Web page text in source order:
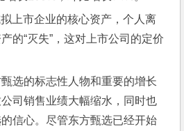
上市企业的核心资产，个人离
的“灭失”，这对上市公司的定价
选的标志性人物和重要的增长
司销售业绩大幅缩水，同时也
信心。尽管东方甄选已经开始